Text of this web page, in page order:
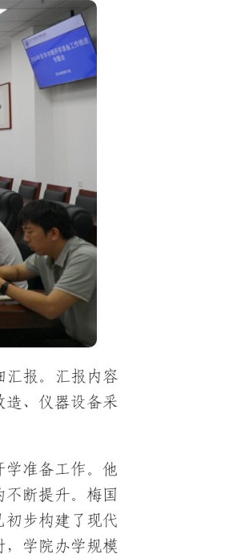
汇报。汇报内容
造、仪器设备采
学准备工作。他
断提升。梅国
初步构建了现代
，学院办学规模